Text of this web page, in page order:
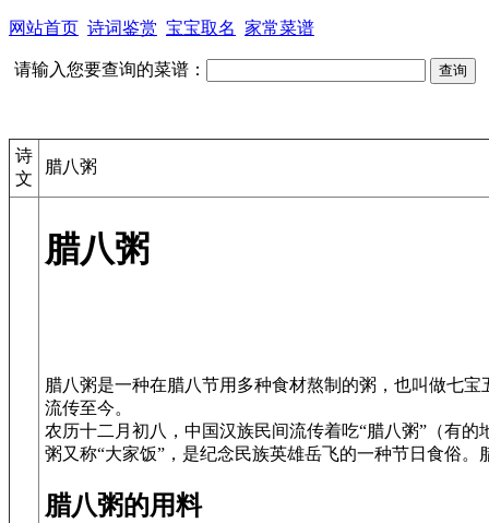
网站首页 诗词鉴赏 宝宝取名 家常菜谱
请输入您要查询的菜谱：
诗
文
腊八粥
腊八粥
腊八粥是一种在腊八节用多种食材熬制的粥，也叫做七
流传至今。
农历十二月初八，中国汉族民间流传着吃“腊八粥”（有的
腊八粥的用料